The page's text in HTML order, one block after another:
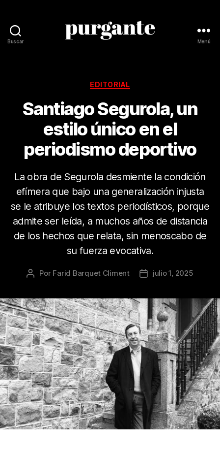
Buscar Menú
Categorías
EDITORIAL
Santiago Segurola, un
estilo único en el
periodismo deportivo
La obra de Segurola desmiente la condición
efímera que bajo una generalización injusta
se le atribuye los textos periodísticos, porque
admite ser leída, a muchos años de distancia
de los hechos que relata, sin menoscabo de
su fuerza evocativa.
Autor
publicación
Por Farid Barquet Climent
Fecha
publicación
julio 1, 2025